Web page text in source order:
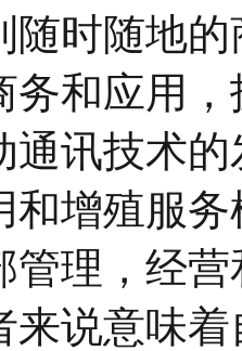
随时随地
务和应用
通讯技术
和增殖服
管理，经
来说意味